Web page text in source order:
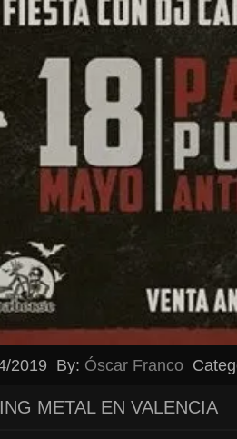
2019 By: Óscar Franco
METAL EN VALENCIA